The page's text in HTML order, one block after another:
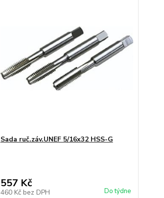
Sada ruč.záv.UNEF 5/16x32 HSS-G
557 Kč
460 Kč bez DPH Do týdne